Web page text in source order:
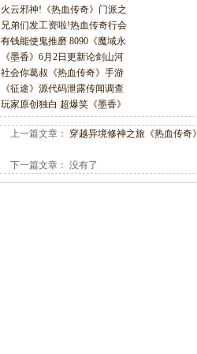
火云邪神!《热血传奇》门派之
兄弟们发工资啦!热血传奇行会
有钱能使鬼推磨 8090《魔域永
《墨香》6月2日更新论剑山河
社会你葛叔《热血传奇》手游
《征途》源代码泄露传闻调查
玩家原创独白 超爆笑《墨香》
上一篇文章： 穿越异境修神之旅《热血传奇
下一篇文章： 没有了